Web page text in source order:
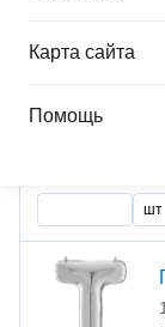
Карта сайта
Помощь